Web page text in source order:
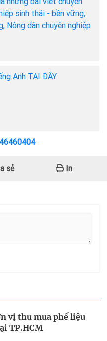
sinh thái - bền vững,
Nông dân chuyên nghiệp
Anh TẠI ĐÂY
sẻ In
vị thu mua phế liệu
TP.HCM